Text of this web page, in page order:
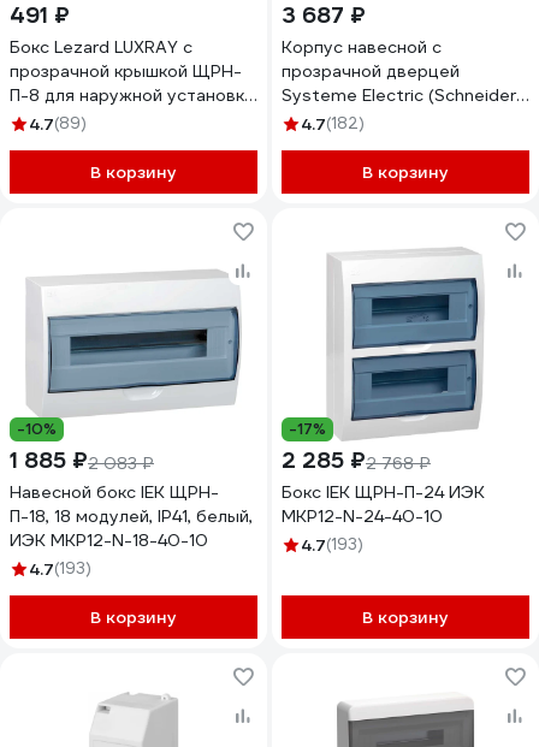
491 ₽
Бокс Lezard LUXRAY с
прозрачной крышкой ЩРН-
П-8 для наружной установки
731-2000-008
4.7(89)
В корзину
3 687 ₽
Корпус навесной с
прозрачной дверцей
Systeme Electric (Schneider
Electric) City9 Box
MIP12312S) EZ9E312S2SRU
4.7(182)
В корзину
-10%
1 885 ₽2 083 ₽
Навесной бокс IEK ЩРН-
П-18, 18 модулей, IP41, белый,
ИЭК MKP12-N-18-40-10
4.7(193)
В корзину
-17%
2 285 ₽2 768 ₽
Бокс IEK ЩРН-П-24 ИЭК
MKP12-N-24-40-10
4.7(193)
В корзину